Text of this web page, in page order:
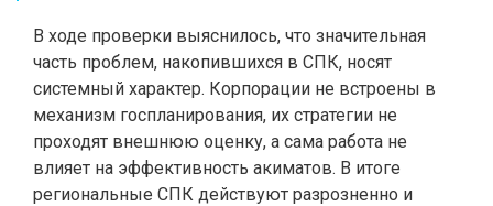
В ходе проверки выяснилось, что значительная
часть проблем, накопившихся в СПК, носят
системный характер. Корпорации не встроены в
механизм госпланирования, их стратегии не
проходят внешнюю оценку, а сама работа не
влияет на эффективность акиматов. В итоге
региональные СПК действуют разрозненно и